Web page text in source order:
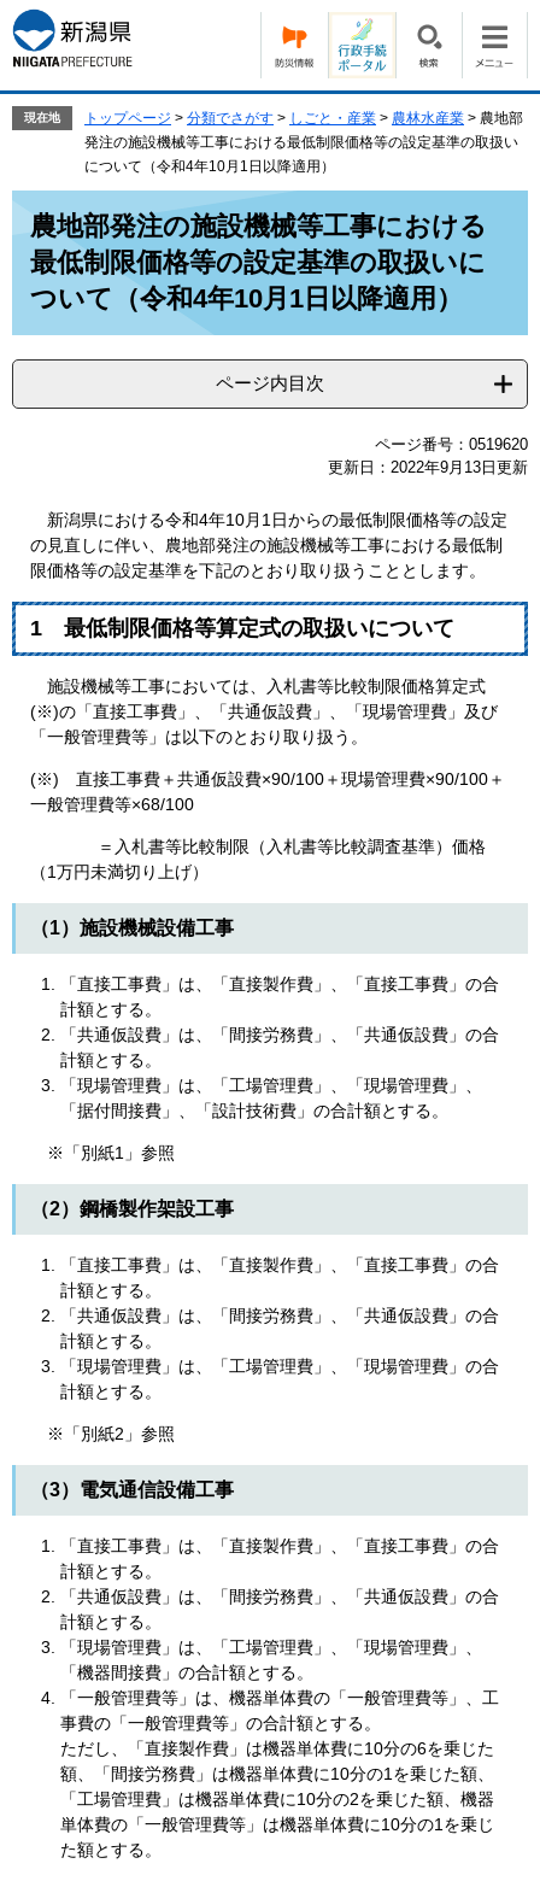
ー
ジ
の
す。
ニ
ュ
ー
し
現在地 トップページ > 分類でさがす > しごと・産業 > 農林水産業 > 農地部
発注の施設機械等工事における最低制限価格等の設定基準の取扱い
について（令和4年10月1日以降適用）
農地部発注の施設機械等工事における
最低制限価格等の設定基準の取扱いに
ついて（令和4年10月1日以降適用）
ページ内目次
ページ番号：0519620
更新日：2022年9月13日更新
新潟県における令和4年10月1日からの最低制限価格等の設定
の見直しに伴い、農地部発注の施設機械等工事における最低制
限価格等の設定基準を下記のとおり取り扱うこととします。
1 最低制限価格等算定式の取扱いについて
施設機械等工事においては、入札書等比較制限価格算定式
(※)の「直接工事費」、「共通仮設費」、「現場管理費」及び
「一般管理費等」は以下のとおり取り扱う。
(※) 直接工事費＋共通仮設費×90/100＋現場管理費×90/100＋
一般管理費等×68/100
＝入札書等比較制限（入札書等比較調査基準）価格
（1万円未満切り上げ）
（1）施設機械設備工事
「直接工事費」は、「直接製作費」、「直接工事費」の合
計額とする。
「共通仮設費」は、「間接労務費」、「共通仮設費」の合
計額とする。
「現場管理費」は、「工場管理費」、「現場管理費」、
「据付間接費」、「設計技術費」の合計額とする。
※「別紙1」参照
（2）鋼橋製作架設工事
「直接工事費」は、「直接製作費」、「直接工事費」の合
計額とする。
「共通仮設費」は、「間接労務費」、「共通仮設費」の合
計額とする。
「現場管理費」は、「工場管理費」、「現場管理費」の合
計額とする。
※「別紙2」参照
（3）電気通信設備工事
「直接工事費」は、「直接製作費」、「直接工事費」の合
計額とする。
「共通仮設費」は、「間接労務費」、「共通仮設費」の合
計額とする。
「現場管理費」は、「工場管理費」、「現場管理費」、
「機器間接費」の合計額とする。
「一般管理費等」は、機器単体費の「一般管理費等」、工
事費の「一般管理費等」の合計額とする。
ただし、「直接製作費」は機器単体費に10分の6を乗じた
額、「間接労務費」は機器単体費に10分の1を乗じた額、
「工場管理費」は機器単体費に10分の2を乗じた額、機器
単体費の「一般管理費等」は機器単体費に10分の1を乗じ
た額とする。